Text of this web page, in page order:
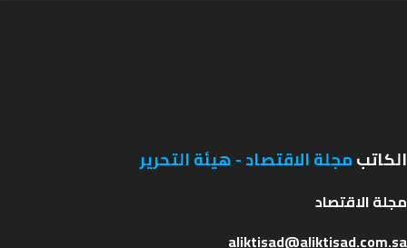
الكاتبمجلة الاقتصاد - هيئة التحرير